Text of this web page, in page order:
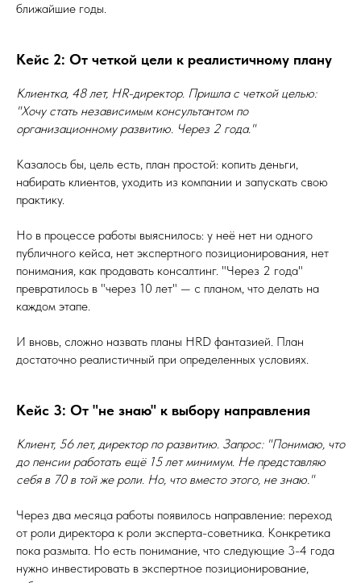
ближайшие годы.
Кейс 2: От четкой цели к реалистичному плану
Клиентка, 48 лет, HR-директор. Пришла с четкой целью:
"Хочу стать независимым консультантом по
организационному развитию. Через 2 года."
Казалось бы, цель есть, план простой: копить деньги,
набирать клиентов, уходить из компании и запускать свою
практику.
Но в процессе работы выяснилось: у неё нет ни одного
публичного кейса, нет экспертного позиционирования, нет
понимания, как продавать консалтинг. "Через 2 года"
превратилось в "через 10 лет" — с планом, что делать на
каждом этапе.
И вновь, сложно назвать планы HRD фантазией. План
достаточно реалистичный при определенных условиях.
Кейс 3: От "не знаю" к выбору направления
Клиент, 56 лет, директор по развитию. Запрос: "Понимаю, что
до пенсии работать ещё 15 лет минимум. Не представляю
себя в 70 в той же роли. Но, что вместо этого, не знаю."
Через два месяца работы появилось направление: переход
от роли директора к роли эксперта-советника. Конкретика
пока размыта. Но есть понимание, что следующие 3-4 года
нужно инвестировать в экспертное позиционирование,